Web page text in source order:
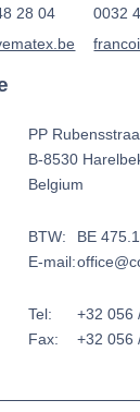
28 04
0032
PP
B-8530
Belgium
BTW:
BE
E-mail:
Tel:
+32 056
Fax:
+32 056